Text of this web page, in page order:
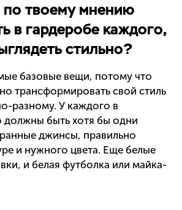
твоему мнению
в гардеробе каждого,
стильно?
базовые вещи, потому что
трансформировать свой стиль
разному. У каждого в
должны быть хотя бы одни
джинсы, правильно
и нужного цвета. Еще белые
и белая футболка или майка-